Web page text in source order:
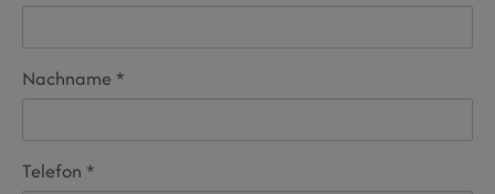
Nachname
Telefon